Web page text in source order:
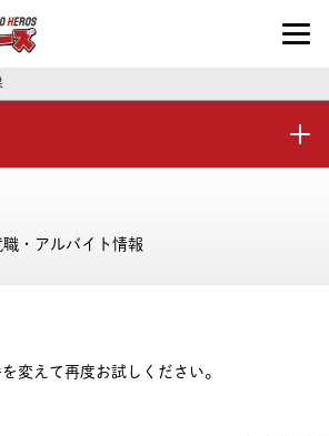
パチンコ求人・転職ならパチンコヒーロ
・アルバイト情報
変えて再度お試しください。